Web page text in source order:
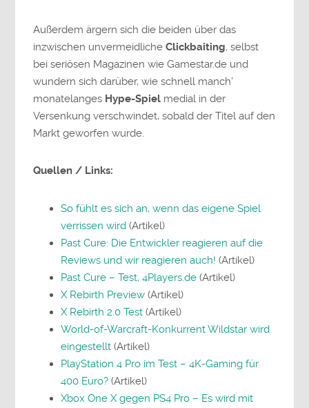
Außerdem ärgern sich die beiden über das
inzwischen unvermeidlicheClickbaiting, selbst
bei seriösen Magazinen wie Gamestar.de und
wundern sich darüber, wie schnell manch’
monatelanges Hype-Spiel medial in der
Versenkung verschwindet, sobald der Titel auf den
Markt geworfen wurde.
Quellen / Links:
So fühlt es sich an, wenn das eigene Spiel
verrissen wird (Artikel)
Past Cure: Die Entwickler reagieren auf die
Reviews und wir reagieren auch! (Artikel)
Past Cure – Test, 4Players.de (Artikel)
X Rebirth Preview (Artikel)
X Rebirth 2.0 Test (Artikel)
World-of-Warcraft-Konkurrent Wildstar wird
eingestellt (Artikel)
PlayStation 4 Pro im Test – 4K-Gaming für
400 Euro? (Artikel)
Xbox One X gegen PS4 Pro – Es wird mit